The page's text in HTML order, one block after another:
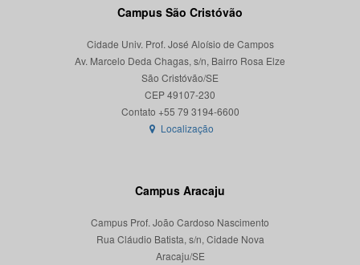
Campus São Cristóvão
Cidade Univ. Prof. José Aloísio de Campos
Av. Marcelo Deda Chagas, s/n, Bairro Rosa Elze
São Cristóvão/SE
CEP 49107-230
Localização
Campus Aracaju
Campus Prof. João Cardoso Nascimento
Rua Cláudio Batista, s/n, Cidade Nova
Aracaju/SE